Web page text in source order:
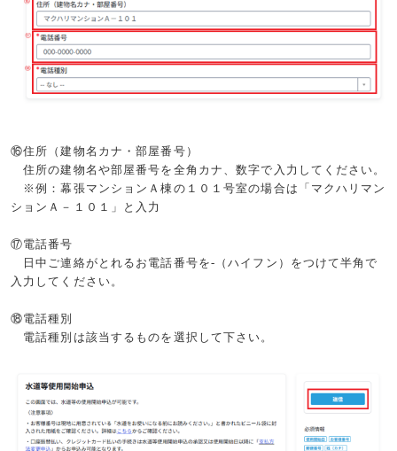
⑯住所（建物名カナ・部屋番号）
住所の建物名や部屋番号を全角カナ、数字で入力してください。
※例：幕張マンションＡ棟の１０１号室の場合は「マクハリマン
ションＡ－１０１」と入力
⑰電話番号
日中ご連絡がとれるお電話番号を- （ハイフン）をつけて半角で
入力してください。
⑱電話種別
電話種別は該当するものを選択して下さい。